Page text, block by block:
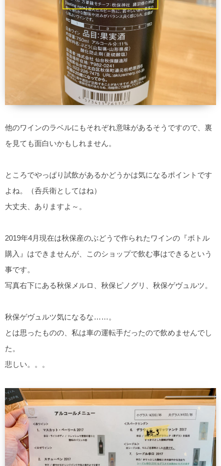
他のワインのラベルにもそれぞれ意味があるそうですので、裏
を見ても面白いかもしれません。
ところでやっぱり試飲があるかどうかは気になるポイントです
よね。（呑兵衛としてはね）
大丈夫、ありますよ～。
2019年4月現在は秋保産のぶどうで作られたワインの『ボトル
購入』はできませんが、このショップで飲む事はできるという
事です。
写真右下にある秋保メルロ、秋保ピノグリ、秋保ゲヴュルツ。
秋保ゲヴュルツ気になるな……。
とは思ったものの、私は車の運転手だったので飲めませんでし
た。
悲しい。。。